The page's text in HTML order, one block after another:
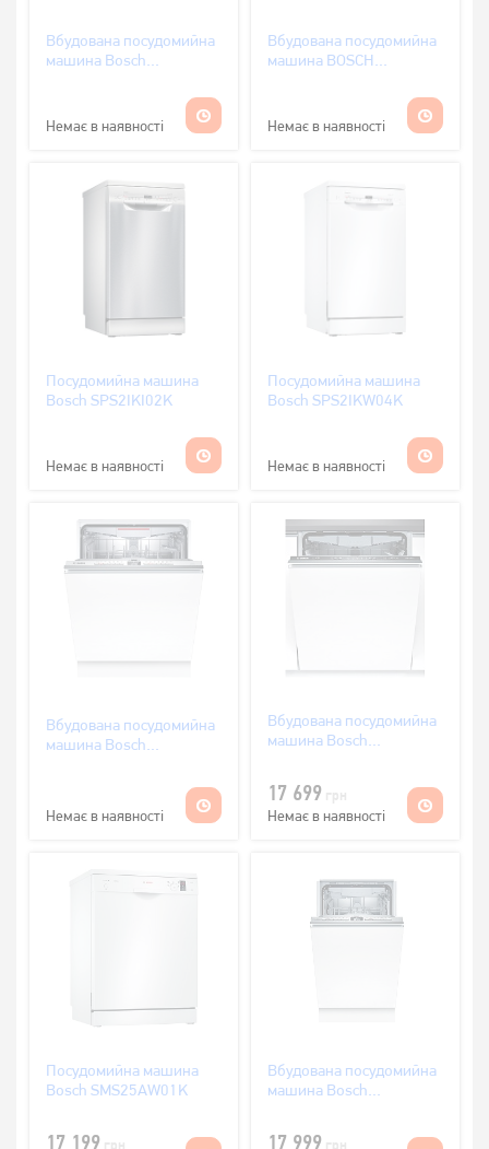
Вбудована посудомийна
машина Bosch
Немає в наявності
Вбудована посудомийна
машина BOSCH
Немає в наявності
Посудомийна машина
Bosch SPS2IKI02K
Немає в наявності
Посудомийна машина
Bosch SPS2IKW04K
Немає в наявності
Вбудована посудомийна
машина Bosch
Немає в наявності
Вбудована посудомийна
машина Bosch
17 699
Немає в наявності
Посудомийна машина
Bosch SMS25AW01K
17 199
Вбудована посудомийна
машина Bosch
17 999